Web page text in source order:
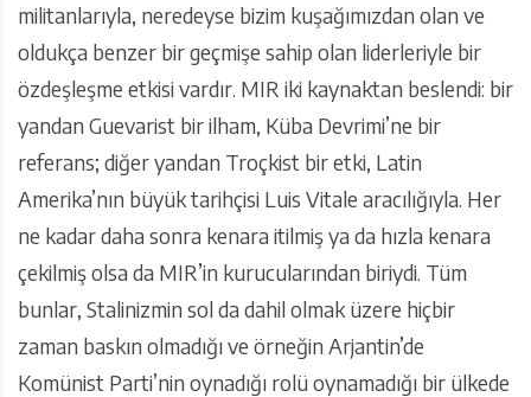
militanlarıyla, neredeyse bizim kuşağımızdan olan ve
oldukça benzer bir geçmişe sahip olan liderleriyle bir
özdeşleşme etkisi vardır. MIR iki kaynaktan beslendi: bir
yandan Guevarist bir ilham, Küba Devrimi’ne bir
referans; diğer yandan Troçkist bir etki, Latin
Amerika’nın büyük tarihçisi Luis Vitale aracılığıyla. Her
ne kadar daha sonra kenara itilmiş ya da hızla kenara
çekilmiş olsa da MIR’in kurucularından biriydi. Tüm
bunlar, Stalinizmin sol da dahil olmak üzere hiçbir
zaman baskın olmadığı ve örneğin Arjantin’de
Komünist Parti’nin oynadığı rolü oynamadığı bir ülkede